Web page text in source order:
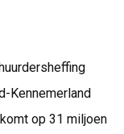
Kennemerland
op 31 miljoen